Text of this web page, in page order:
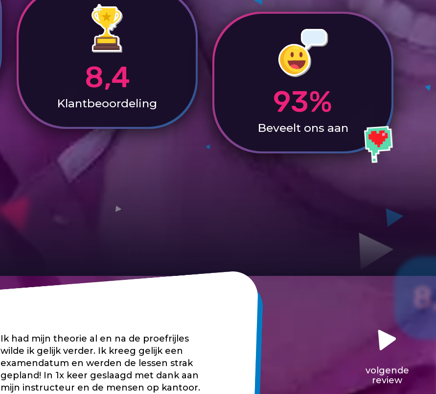
8,4
Klantbeoordeling 93%
Beveelt ons aan
Ik had mijn theorie al en na de proefrijles
wilde ik gelijk verder. Ik kreeg gelijk een
examendatum en werden de lessen strak
gepland! In 1x keer geslaagd met dank aan
mijn instructeur en de mensen op kantoor.
volgende
review